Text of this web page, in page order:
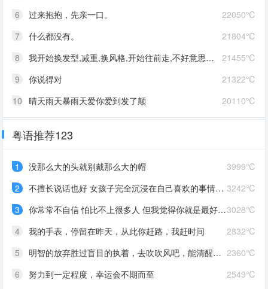
22050℃
6
过来抱抱，先亲一口。
21804℃
7
什么都没有。
21455℃
8
我开始换发型,减重,换风格,开始往前走,不好意思啊这一次,我一定要赢
21322℃
9
你说得对
20110℃
10 晴天雨天暴雨天爱你爱到发了颠
粤语推荐123
3999℃
1
没那么大的头就别戴那么大的帽
3242℃
2
不擅长说话也好 女孩子完全沉浸在自己喜欢的事情里 最可爱了 剩下的我会圆场
3028℃
3
你常常不自信 怕比不上很多人 但我觉得你就是最好的 怎么都好 我想告诉你 我对你的爱是兜底 是连你自己都不喜欢自己的时候 还有我来爱你
2832℃
4
我的手表，停留在昨天，从此你赶路，我赶时间
2360℃
5
明智的放弃胜过盲目的执着，去吹吹风吧，能清醒的话感冒也没关系。
2549℃
6
努力到一定程度，幸运会不期而至